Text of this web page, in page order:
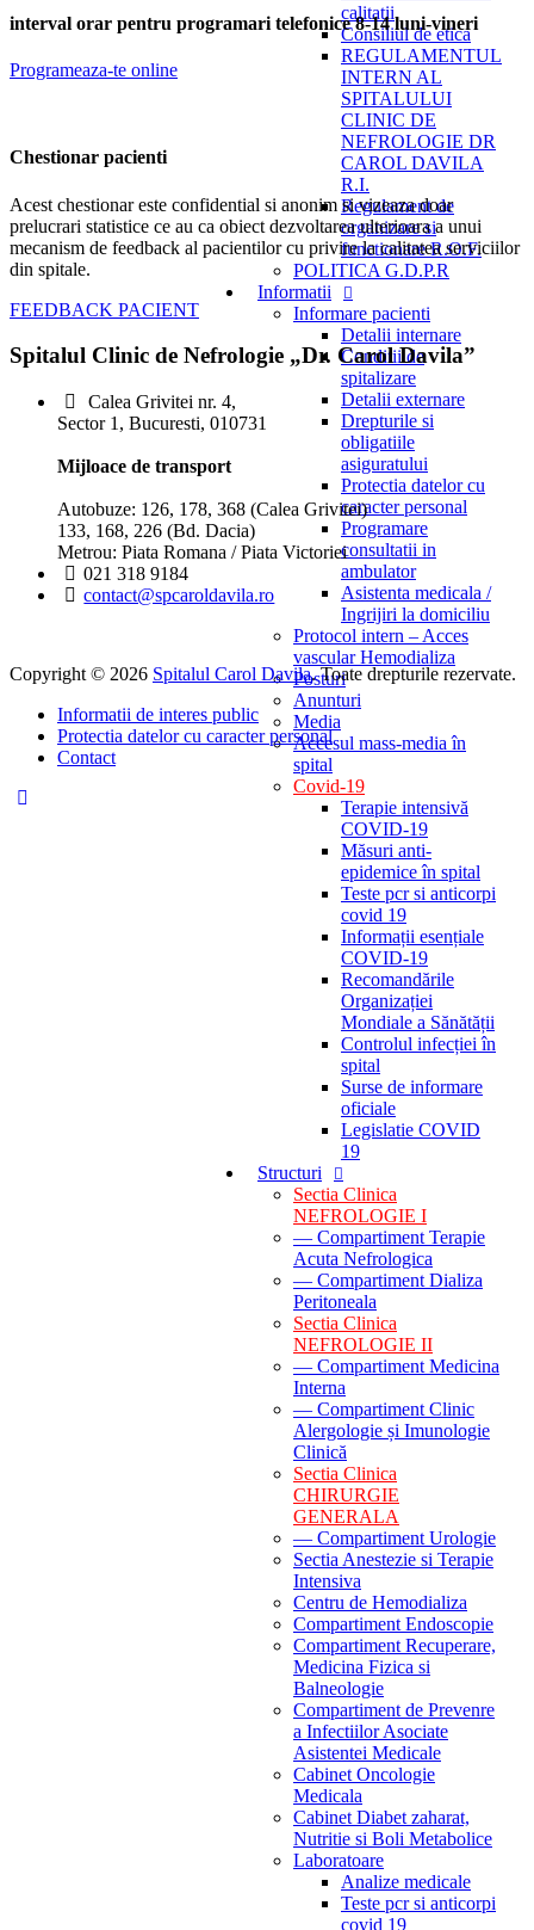
calitatii
Consiliul de etica
REGULAMENTUL
INTERN AL
SPITALULUI
CLINIC DE
NEFROLOGIE DR
CAROL DAVILA
R.I.
Regulament de
organizare si
functionare R.O.F.
POLITICA G.D.P.R
Informatii
Informare pacienti
Detalii internare
Conditii de
spitalizare
Detalii externare
Drepturile si
obligatiile
asiguratului
Protectia datelor cu
caracter personal
Programare
consultatii in
ambulator
Asistenta medicala /
Ingrijiri la domiciliu
Protocol intern – Acces
vascular Hemodializa
Posturi
Anunturi
Media
Accesul mass-media în
spital
Covid-19
Terapie intensivă
COVID-19
Măsuri anti-
epidemice în spital
Teste pcr si anticorpi
covid 19
Informații esențiale
COVID-19
Recomandările
Organizației
Mondiale a Sănătății
Controlul infecției în
spital
Surse de informare
oficiale
Legislatie COVID
19
Structuri
Sectia Clinica
NEFROLOGIE I
— Compartiment Terapie
Acuta Nefrologica
— Compartiment Dializa
Peritoneala
Sectia Clinica
NEFROLOGIE II
— Compartiment Medicina
Interna
— Compartiment Clinic
Alergologie și Imunologie
Clinică
Sectia Clinica
CHIRURGIE
GENERALA
— Compartiment Urologie
Sectia Anestezie si Terapie
Intensiva
Centru de Hemodializa
Compartiment Endoscopie
Compartiment Recuperare,
Medicina Fizica si
Balneologie
Compartiment de Prevenre
a Infectiilor Asociate
Asistentei Medicale
Cabinet Oncologie
Medicala
Cabinet Diabet zaharat,
Nutritie si Boli Metabolice
Laboratoare
Analize medicale
Teste pcr si anticorpi
covid 19
interval orar pentru programari telefonice 8-14 luni-vineri
Programeaza-te online
Chestionar pacienti
Acest chestionar este confidential si anonim si vizeaza doar
prelucrari statistice ce au ca obiect dezvoltarea ulterioara a unui
mecanism de feedback al pacientilor cu privire la calitatea serviciilor
din spitale.
FEEDBACK PACIENT
Spitalul Clinic de Nefrologie „Dr. Carol Davila”
Calea Grivitei nr. 4,
Sector 1, Bucuresti, 010731
Mijloace de transport
Autobuze: 126, 178, 368 (Calea Grivitei)
133, 168, 226 (Bd. Dacia)
Metrou: Piata Romana / Piata Victoriei
021 318 9184
contact@spcaroldavila.ro
Copyright © 2026 Spitalul Carol Davila. Toate drepturile rezervate.
Informatii de interes public
Protectia datelor cu caracter personal
Contact